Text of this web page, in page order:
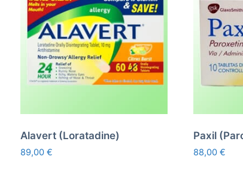
Alavert (Loratadine)
89,00 €
Paxil
88,00 €